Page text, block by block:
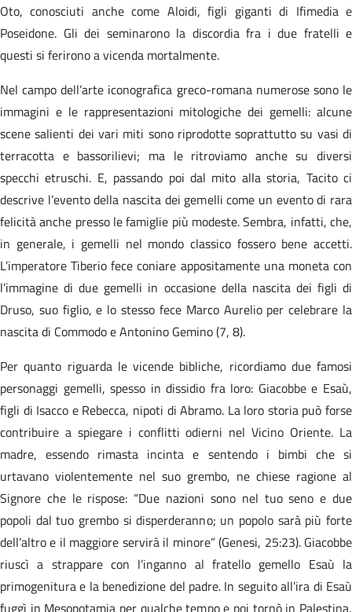
Oto, conosciuti anche come Aloidi, figli giganti di Ifimedia e
Poseidone. Gli dei seminarono la discordia fra i due fratelli e
questi si ferirono a vicenda mortalmente.
Nel campo dell’arte iconografica greco-romana numerose sono le
immagini e le rappresentazioni mitologiche dei gemelli: alcune
scene salienti dei vari miti sono riprodotte soprattutto su vasi di
terracotta e bassorilievi; ma le ritroviamo anche su diversi
specchi etruschi. E, passando poi dal mito alla storia, Tacito ci
descrive l’evento della nascita dei gemelli come un evento di rara
felicità anche presso le famiglie più modeste. Sembra, infatti, che,
in generale, i gemelli nel mondo classico fossero bene accetti.
L’imperatore Tiberio fece coniare appositamente una moneta con
l’immagine di due gemelli in occasione della nascita dei figli di
Druso, suo figlio, e lo stesso fece Marco Aurelio per celebrare la
nascita di Commodo e Antonino Gemino (7, 8).
Per quanto riguarda le vicende bibliche, ricordiamo due famosi
personaggi gemelli, spesso in dissidio fra loro: Giacobbe e Esaù,
figli di Isacco e Rebecca, nipoti di Abramo. La loro storia può forse
contribuire a spiegare i conflitti odierni nel Vicino Oriente. La
madre, essendo rimasta incinta e sentendo i bimbi che si
urtavano violentemente nel suo grembo, ne chiese ragione al
Signore che le rispose: “Due nazioni sono nel tuo seno e due
popoli dal tuo grembo si disperderanno; un popolo sarà più forte
dell’altro e il maggiore servirà il minore” (Genesi, 25:23). Giacobbe
riuscì a strappare con l’inganno al fratello gemello Esaù la
primogenitura e la benedizione del padre. In seguito all’ira di Esaù
fuggì in Mesopotamia per qualche tempo e poi tornò in Palestina,